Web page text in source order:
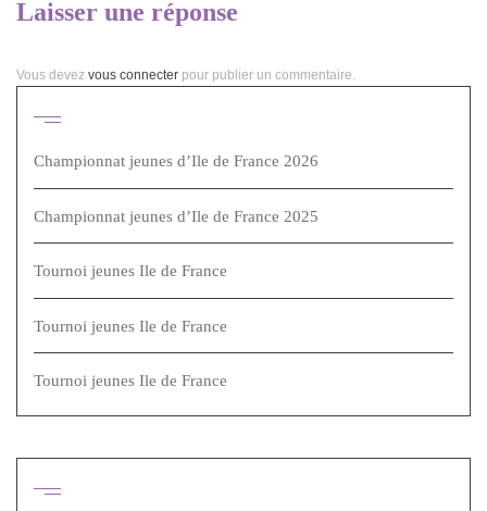
Laisser une réponse
Vous devez vous connecter pour publier un commentaire.
Championnat jeunes d’Ile de France 2026
Championnat jeunes d’Ile de France 2025
Tournoi jeunes Ile de France
Tournoi jeunes Ile de France
Tournoi jeunes Ile de France